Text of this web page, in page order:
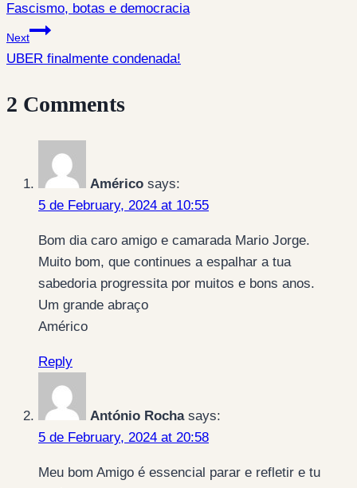
navigation
Fascismo, botas e democracia
Next
UBER finalmente condenada!
2 Comments
Américo says:
5 de February, 2024 at 10:55
Bom dia caro amigo e camarada Mario Jorge.
Muito bom, que continues a espalhar a tua
sabedoria progressita por muitos e bons anos.
Um grande abraço
Américo
Reply
António Rocha says:
5 de February, 2024 at 20:58
Meu bom Amigo é essencial parar e refletir e tu